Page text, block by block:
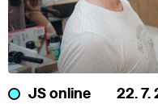
JS online 22. 7.